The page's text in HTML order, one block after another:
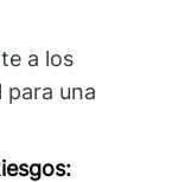
a los
para una